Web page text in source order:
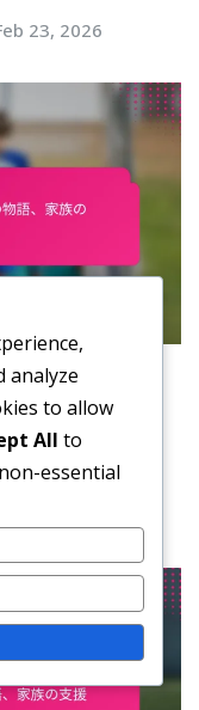
23, 2026
人生の物
旅
analyze
to allow
All to
essential